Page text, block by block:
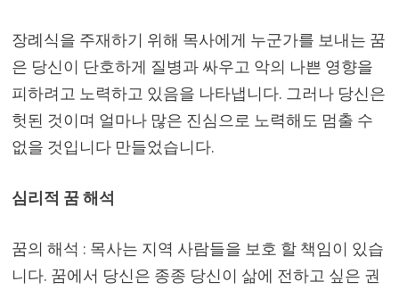
장례식을 주재하기 위해 목사에게 누군가를 보내는 꿈
은 당신이 단호하게 질병과 싸우고 악의 나쁜 영향을
피하려고 노력하고 있음을 나타냅니다. 그러나 당신은
헛된 것이며 얼마나 많은 진심으로 노력해도 멈출 수
없을 것입니다 만들었습니다.
심리적 꿈 해석
꿈의 해석 : 목사는 지역 사람들을 보호 할 책임이 있습
니다. 꿈에서 당신은 종종 당신이 삶에 전하고 싶은 권